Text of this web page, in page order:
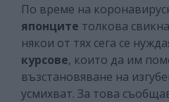
По време на
японците толкова
някои от тях сега се
курсове, които да им
възстановяване на
усмихват. За това